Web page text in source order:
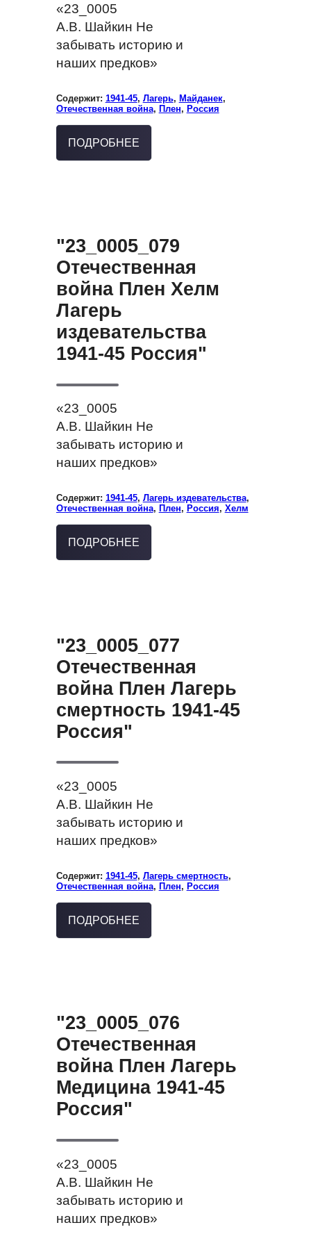
«23_0005
А.В. Шайкин Не
забывать историю и
наших предков»
Содержит: 1941-45, Лагерь, Майданек,
Отечественная война, Плен, Россия
ПОДРОБНЕЕ
"23_0005_079
Отечественная
война Плен Хелм
Лагерь
издевательства
1941-45 Россия"
«23_0005
А.В. Шайкин Не
забывать историю и
наших предков»
Содержит: 1941-45, Лагерь издевательства,
Отечественная война, Плен, Россия, Хелм
ПОДРОБНЕЕ
"23_0005_077
Отечественная
война Плен Лагерь
смертность 1941-45
Россия"
«23_0005
А.В. Шайкин Не
забывать историю и
наших предков»
Содержит: 1941-45, Лагерь смертность,
Отечественная война, Плен, Россия
ПОДРОБНЕЕ
"23_0005_076
Отечественная
война Плен Лагерь
Медицина 1941-45
Россия"
«23_0005
А.В. Шайкин Не
забывать историю и
наших предков»